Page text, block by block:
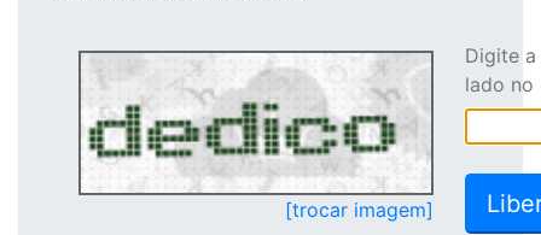
[trocar imagem]
Digite
lado no